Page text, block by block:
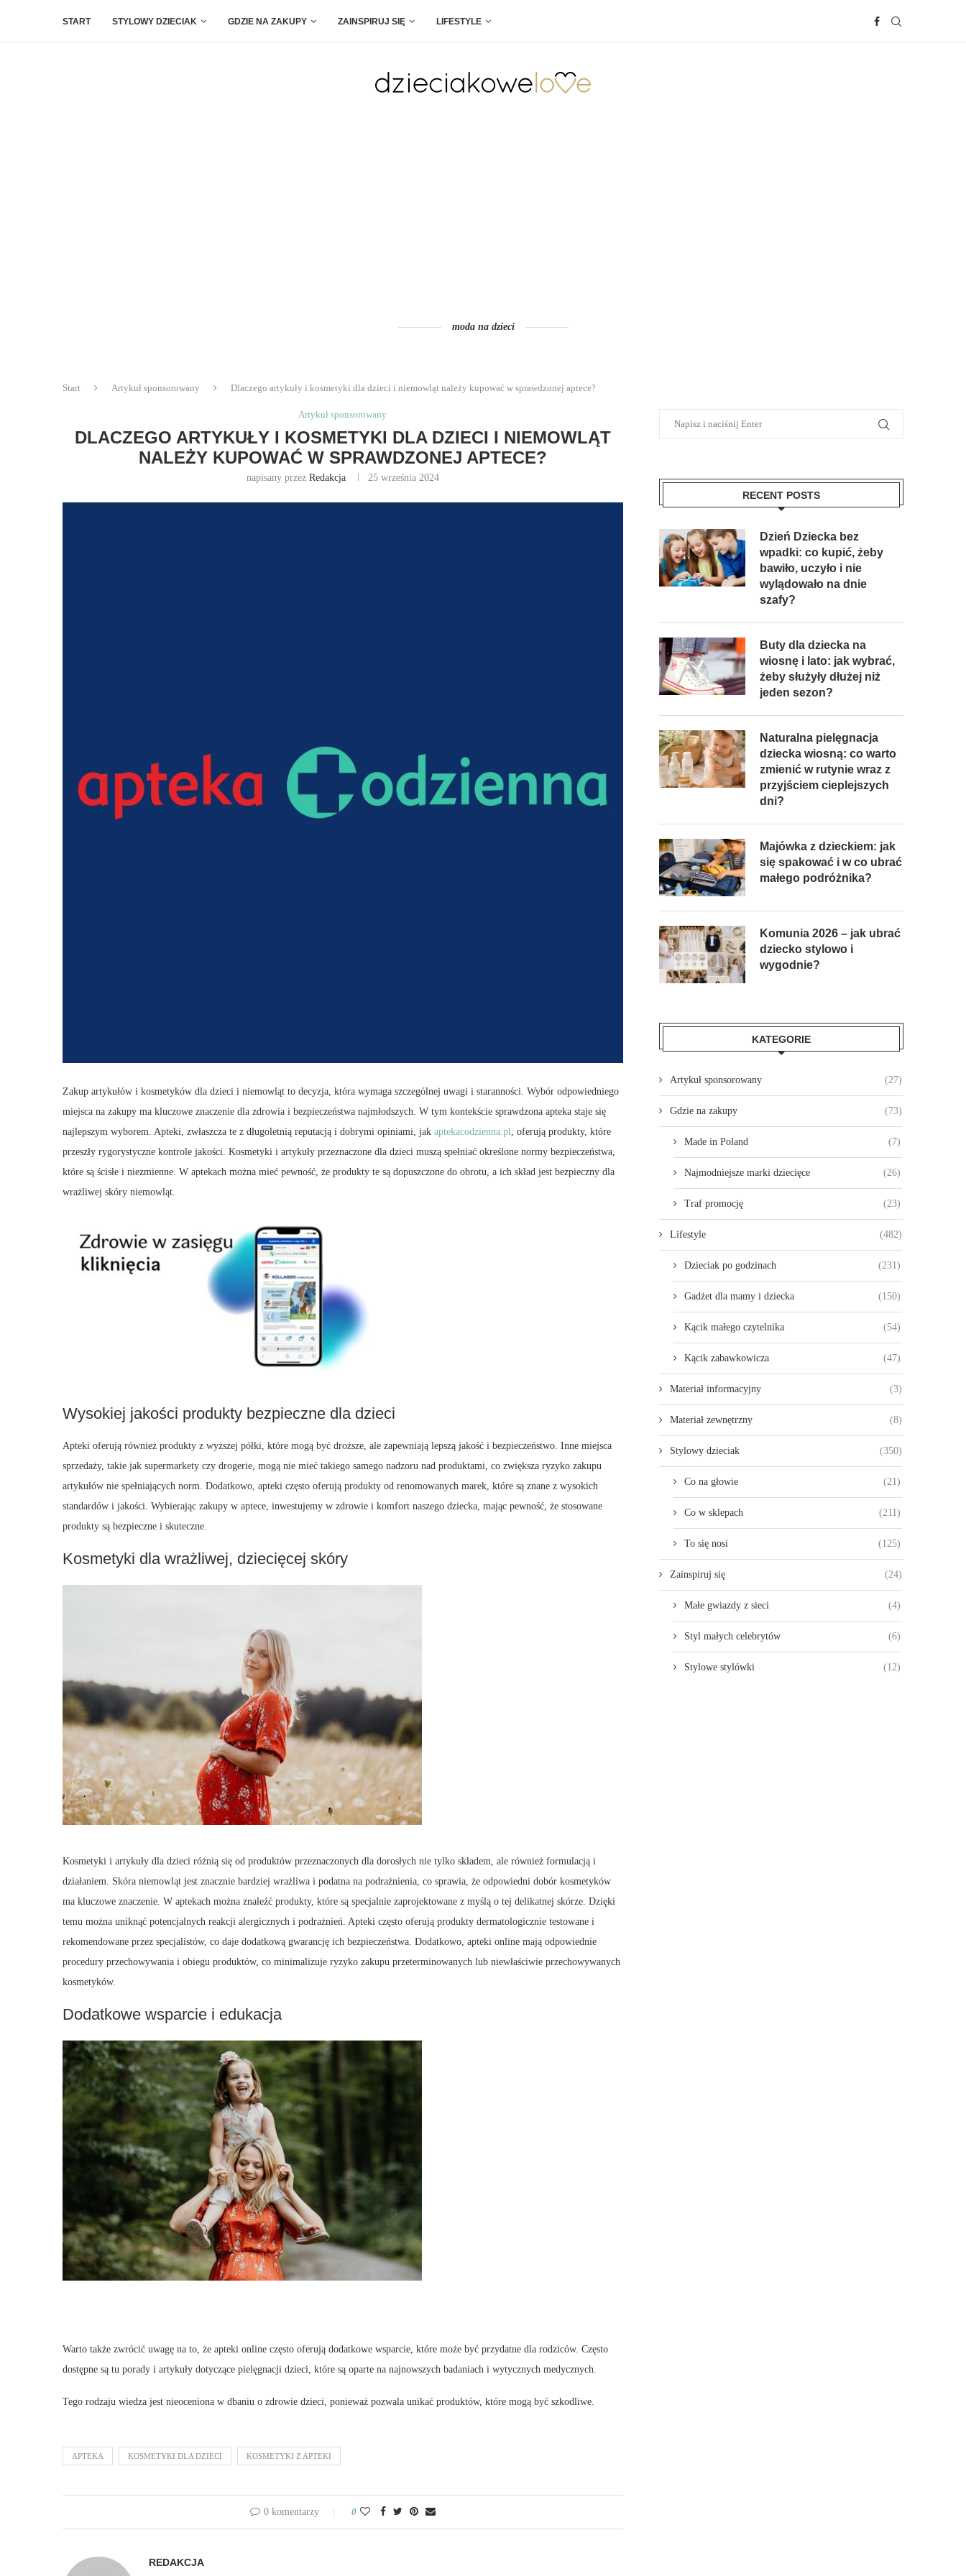
START STYLOWY DZIECIAK GDZIE NA ZAKUPY ZAINSPIRUJ SIĘ LIFESTYLE
moda na dzieci
Start Artykuł sponsorowany Dlaczego artykuły i kosmetyki dla dzieci i niemowląt należy kupować w sprawdzonej aptece?
Artykuł sponsorowany
DLACZEGO ARTYKUŁY I KOSMETYKI DLA DZIECI I NIEMOWLĄT
NALEŻY KUPOWAĆ W SPRAWDZONEJ APTECE?
napisany przez Redakcja 25 września 2024
Zakup artykułów i kosmetyków dla dzieci i niemowląt to decyzja, która wymaga szczególnej uwagi i staranności. Wybór odpowiedniego
miejsca na zakupy ma kluczowe znaczenie dla zdrowia i bezpieczeństwa najmłodszych. W tym kontekście sprawdzona apteka staje się
najlepszym wyborem. Apteki, zwłaszcza te z długoletnią reputacją i dobrymi opiniami, jak aptekacodzienna.pl
, oferują produkty, które
przeszły rygorystyczne kontrole jakości. Kosmetyki i artykuły przeznaczone dla dzieci muszą spełniać określone normy bezpieczeństwa,
które są ścisłe i niezmienne. W aptekach można mieć pewność, że produkty te są dopuszczone do obrotu, a ich skład jest bezpieczny dla
wrażliwej skóry niemowląt.
Wysokiej jakości produkty bezpieczne dla dzieci
Apteki oferują również produkty z wyższej półki, które mogą być droższe, ale zapewniają lepszą jakość i bezpieczeństwo. Inne miejsca
sprzedaży, takie jak supermarkety czy drogerie, mogą nie mieć takiego samego nadzoru nad produktami, co zwiększa ryzyko zakupu
artykułów nie spełniających norm. Dodatkowo, apteki często oferują produkty od renomowanych marek, które są znane z wysokich
standardów i jakości. Wybierając zakupy w aptece, inwestujemy w zdrowie i komfort naszego dziecka, mając pewność, że stosowane
produkty są bezpieczne i skuteczne.
Kosmetyki dla wrażliwej, dziecięcej skóry
Kosmetyki i artykuły dla dzieci różnią się od produktów przeznaczonych dla dorosłych nie tylko składem, ale również formulacją i
działaniem. Skóra niemowląt jest znacznie bardziej wrażliwa i podatna na podrażnienia, co sprawia, że odpowiedni dobór kosmetyków
ma kluczowe znaczenie. W aptekach można znaleźć produkty, które są specjalnie zaprojektowane z myślą o tej delikatnej skórze. Dzięki
temu można uniknąć potencjalnych reakcji alergicznych i podrażnień. Apteki często oferują produkty dermatologicznie testowane i
rekomendowane przez specjalistów, co daje dodatkową gwarancję ich bezpieczeństwa. Dodatkowo, apteki online mają odpowiednie
procedury przechowywania i obiegu produktów, co minimalizuje ryzyko zakupu przeterminowanych lub niewłaściwie przechowywanych
kosmetyków.
Dodatkowe wsparcie i edukacja
Warto także zwrócić uwagę na to, że apteki online często oferują dodatkowe wsparcie, które może być przydatne dla rodziców. Często
dostępne są tu porady i artykuły dotyczące pielęgnacji dzieci, które są oparte na najnowszych badaniach i wytycznych medycznych.
Tego rodzaju wiedza jest nieoceniona w dbaniu o zdrowie dzieci, ponieważ pozwala unikać produktów, które mogą być szkodliwe.
APTEKA KOSMETYKI DLA DZIECI KOSMETYKI Z APTEKI
0 komentarzy 0
REDAKCJA
RECENT POSTS
Dzień Dziecka bez
wpadki: co kupić, żeby
bawiło, uczyło i nie
wylądowało na dnie
szafy?
Buty dla dziecka na
wiosnę i lato: jak wybrać,
żeby służyły dłużej niż
jeden sezon?
Naturalna pielęgnacja
dziecka wiosną: co warto
zmienić w rutynie wraz z
przyjściem cieplejszych
dni?
Majówka z dzieckiem: jak
się spakować i w co ubrać
małego podróżnika?
Komunia 2026 – jak ubrać
dziecko stylowo i
wygodnie?
KATEGORIE
Artykuł sponsorowany (27)
Gdzie na zakupy (73)
Made in Poland (7)
Najmodniejsze marki dziecięce (26)
Traf promocję (23)
Lifestyle (482)
Dzieciak po godzinach (231)
Gadżet dla mamy i dziecka (150)
Kącik małego czytelnika (54)
Kącik zabawkowicza (47)
Materiał informacyjny (3)
Materiał zewnętrzny (8)
Stylowy dzieciak (350)
Co na głowie (21)
Co w sklepach (211)
To się nosi (125)
Zainspiruj się (24)
Małe gwiazdy z sieci (4)
Styl małych celebrytów (6)
Stylowe stylówki (12)